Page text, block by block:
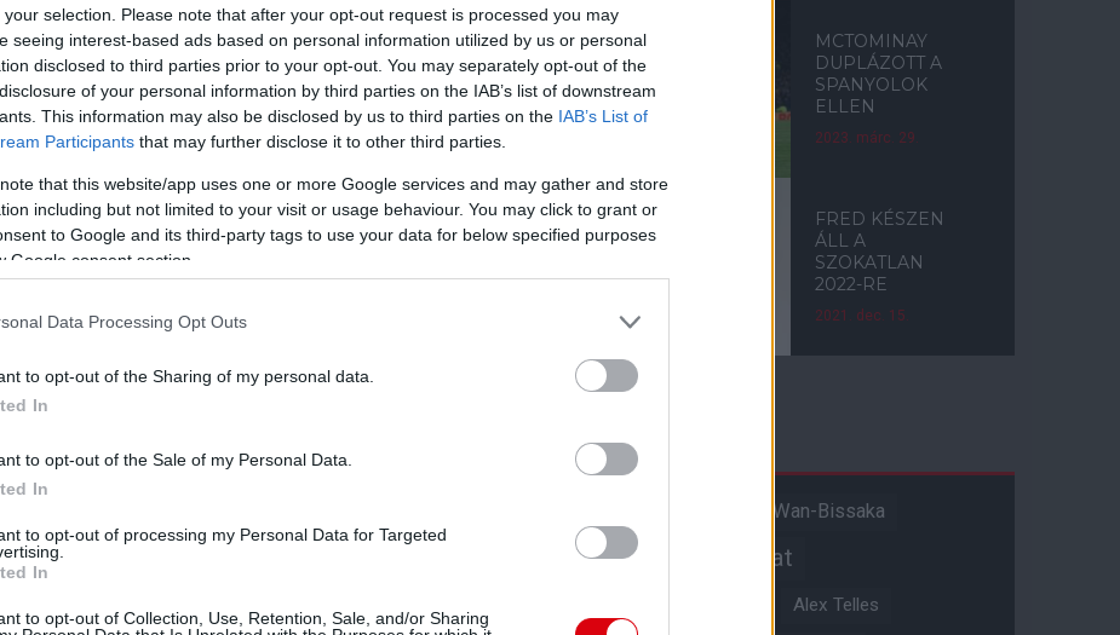
your selection. Please note that after your opt-out request is processed you may
seeing interest-based ads based on personal information utilized by us or personal
disclosed to third parties prior to your opt-out. You may separately opt-out of the
of your personal information by third parties on the IAB’s list of downstream
This information may also be disclosed by us to third parties on the IAB’s List of
Participants that may further disclose it to other third parties.
that this website/app uses one or more Google services and may gather and store
including but not limited to your visit or usage behaviour. You may click to grant or
to Google and its third-party tags to use your data for below specified purposes
Google consent section.
Data Processing Opt Outs
to opt-out of the Sharing of my personal data.
In
to opt-out of the Sale of my Personal Data.
In
to opt-out of processing my Personal Data for Targeted
In
to opt-out of Collection, Use, Retention, Sale, and/or Sharing
MCTOMINAY
DUPLÁZOTT A
SPANYOLOK
ELLEN
2023. márc. 29.
FRED KÉSZEN
ÁLL A
SZOKATLAN
2022-RE
2021. dec. 15.
Aaron Wan-Bissaka
Akadémiai csapat
Alex Telles